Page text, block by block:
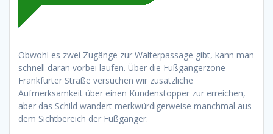
Obwohl es zwei Zugänge zur Walterpassage gibt, kann man
schnell daran vorbei laufen. Über die Fußgängerzone
Frankfurter Straße versuchen wir zusätzliche
Aufmerksamkeit über einen Kundenstopper zur erreichen,
aber das Schild wandert merkwürdigerweise manchmal aus
dem Sichtbereich der Fußgänger.